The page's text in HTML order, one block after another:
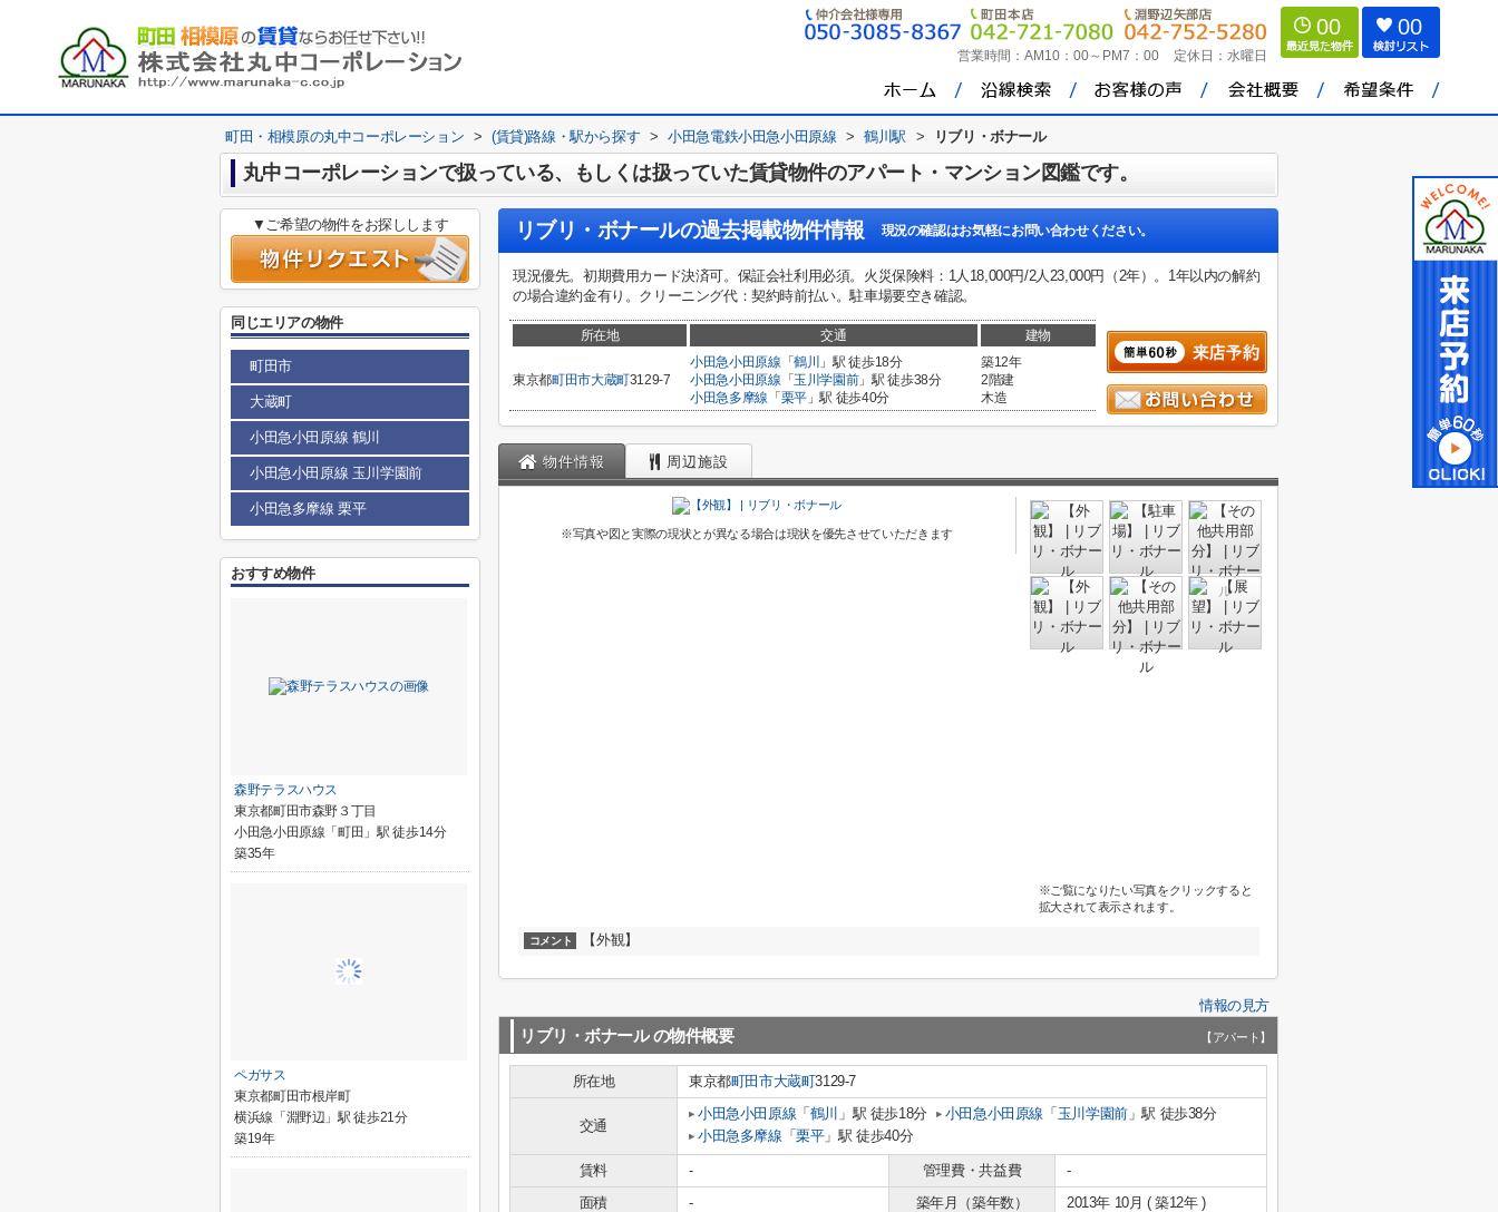
営業時間： AM10：00～PM7：00 定休日： 水曜日
00 00
町田・相模原の丸中コーポレーション > (賃貸)路線・駅から探す > 小田急電鉄小田急小田原線 > 鶴川駅 > リブリ・ボナール
丸中コーポレーションで扱っている、もしくは扱っていた賃貸物件のアパート・マンション図鑑です。
リブリ・ボナールの過去掲載物件情報 現況の確認はお気軽にお問い合わせください。
現況優先。初期費用カード決済可。保証会社利用必須。火災保険料：1人18,000円/2人23,000円（2年）。1年以内の解約
の場合違約金有り。クリーニング代：契約時前払い。駐車場要空き確認。
所在地 交通 建物
東京都町田市大蔵町3129-7
小田急小田原線 「鶴川 」駅 徒歩18分
小田急小田原線 「 玉川学園前」駅 徒歩38分
小田急多摩線 「 栗平」駅 徒歩40分
築12年
2階建
木造
物件情報 周辺施設
※写真や図と実際の現状とが異なる場合は現状を優先させていただきます
※ご覧になりたい写真をクリックすると
拡大されて表示されます。
コメント 【外観】
情報の見方
リブリ・ボナール の物件概要 【アパート】
所在地 東京都町田市大蔵町3129-7
交通
小田急小田原線 「 鶴川 」駅 徒歩18分 小田急小田原線 「 玉川学園前」駅 徒歩38分
小田急多摩線 「栗平」駅 徒歩40分
賃料 - 管理費・共益費
-
面積
- 築年月（築年数）
2013年 10月 ( 築12年 )
▼ご希望の物件をお探しします
同じエリアの物件
町田市
大蔵町
小田急小田原線 鶴川
小田急小田原線 玉川学園前
小田急多摩線 栗平
おすすめ物件
森野テラスハウス
東京都町田市森野３丁目
小田急小田原線「町田」駅 徒歩14分
築35年
ペガサス
東京都町田市根岸町
横浜線「淵野辺」駅 徒歩21分
築19年